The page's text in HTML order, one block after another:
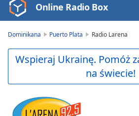
Video
Player
Play
Video
Skip
Skip
Forward
Online Radio Box
Dominikana Puerto Plata Radio Larena
Wspieraj Ukrainę. Pomóż
na świecie!